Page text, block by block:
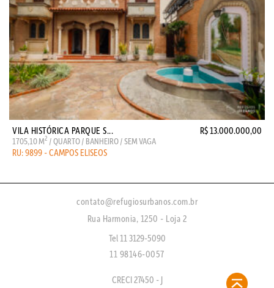
VILA HISTÓRICA PARQUE S... R$ 13.000.000,00
1705,10 M2 / QUARTO / BANHEIRO / SEM VAGA
RU: 9899 - CAMPOS ELISEOS
contato@refugiosurbanos.com.br
Rua Harmonia, 1250 - Loja 2
Tel 11 3129-5090
11 98146-0057
CRECI 27450 - J